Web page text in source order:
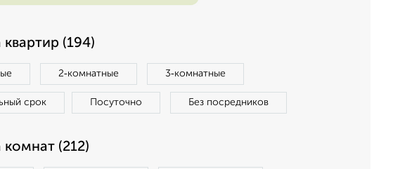
(194)
2‑комнатные 3‑комнатные
срок Посуточно Без посредников
(212)